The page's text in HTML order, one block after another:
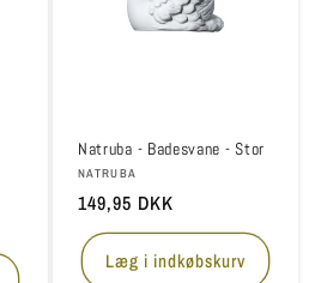
Natruba - Badesvane - Stor
Forhandler:
NATRUBA
Normalpris
149,95 DKK
Læg i indkøbskurv